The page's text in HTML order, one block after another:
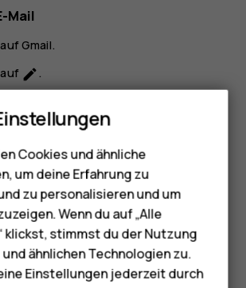
Phones
für Senioren
M
Mail
aufGmail.
create.
Aus Kontakten hinzufügen
Betreff und den Inhalt der E-Mail-
send .
Cookies und ähnliche
um deine Erfahrung zu
zu personalisieren und um
Wenn du auf „Alle
klickst, stimmst du der Nutzung
ähnlichen Technologien zu.
Einstellungen jederzeit durch